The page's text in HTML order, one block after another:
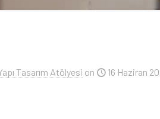
Tasarım Atölyesi on 16 Haziran